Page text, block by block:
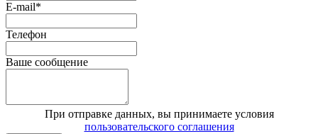
E-mail*
Телефон
Ваше сообщение
При отправке данных, вы принимаете условия
пользовательского соглашения